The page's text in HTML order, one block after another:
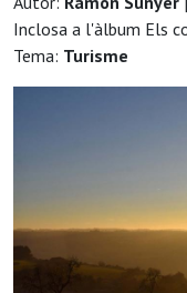
Inclosa a l'àlbum Els
Tema: Turisme